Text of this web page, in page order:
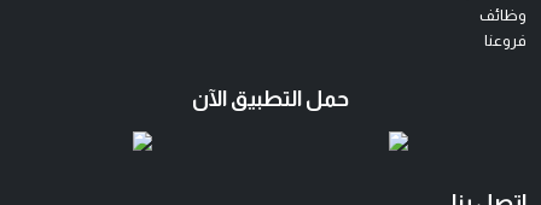
وظائف
فروعنا
حمل التطبيق الآن